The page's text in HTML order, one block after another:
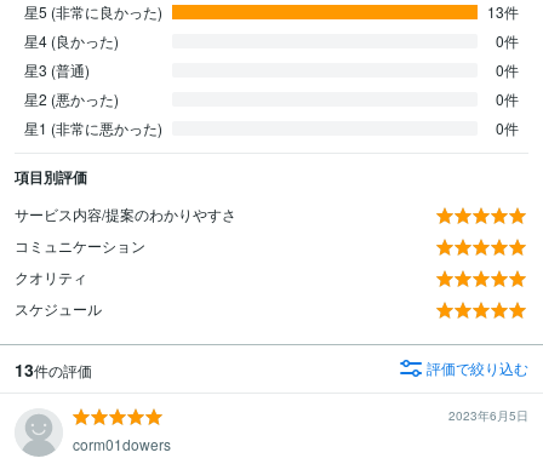
星5 (非常に良かった)
13件
星4 (良かった)
0件
星3 (普通)
0件
星2 (悪かった)
0件
星1 (非常に悪かった)
0件
項目別評価
サービス内容/提案のわかりやすさ
コミュニケーション
クオリティ
スケジュール
13件の評価 評価で絞り込む
2023年6月5日
corm01dowers